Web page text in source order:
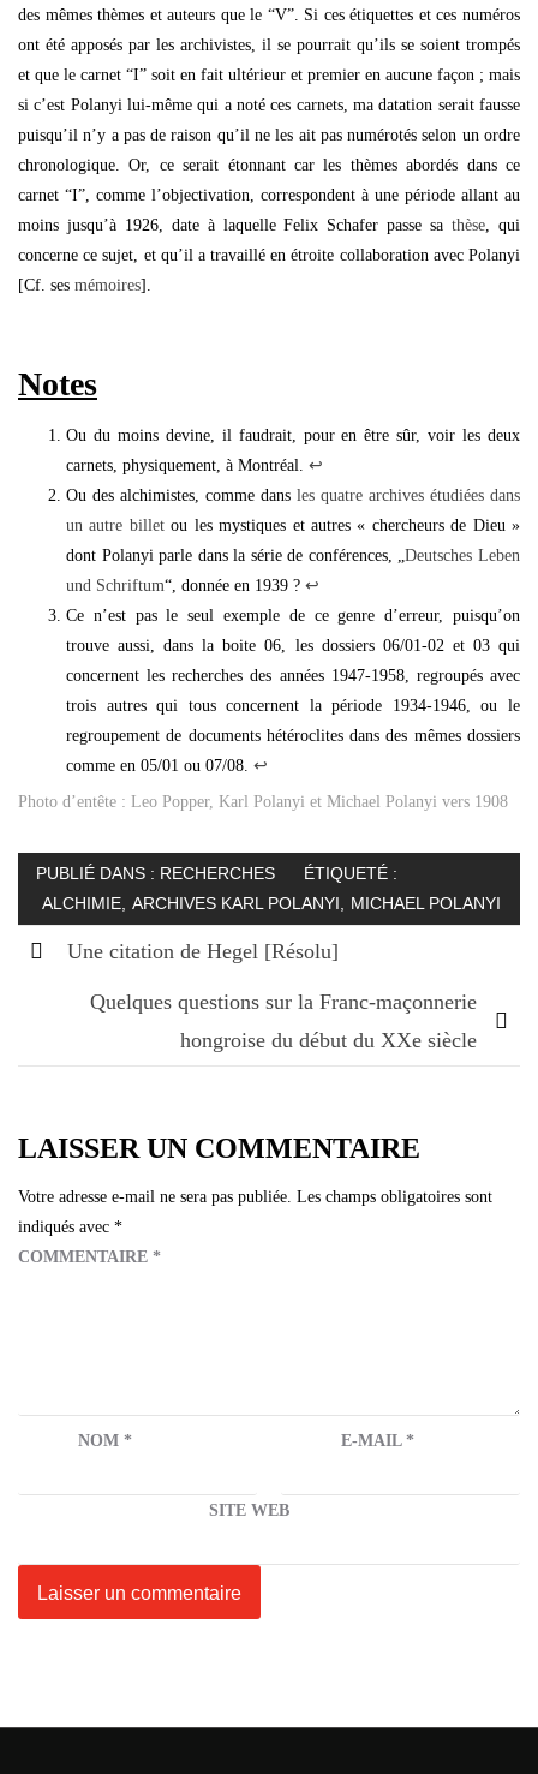
des mêmes thèmes et auteurs que le “V”. Si ces étiquettes et ces numéros
ont été apposés par les archivistes, il se pourrait qu’ils se soient trompés
et que le carnet “I” soit en fait ultérieur et premier en aucune façon ; mais
si c’est Polanyi lui-même qui a noté ces carnets, ma datation serait fausse
puisqu’il n’y a pas de raison qu’il ne les ait pas numérotés selon un ordre
chronologique. Or, ce serait étonnant car les thèmes abordés dans ce
carnet “I”, comme l’objectivation, correspondent à une période allant au
moins jusqu’à 1926, date à laquelle Felix Schafer passe sathèse, qui
concerne ce sujet, et qu’il a travaillé en étroite collaboration avec Polanyi
[Cf. ses mémoires].
Notes
Ou du moins devine, il faudrait, pour en être sûr, voir les deux
carnets, physiquement, à Montréal. ↩︎
Ou des alchimistes, comme dans les quatre archives étudiées dans
un autre billetou les mystiques et autres « chercheurs de Dieu »
dont Polanyi parle dans la série de conférences, „Deutsches Leben
und Schriftum“, donnée en 1939 ? ↩︎
Ce n’est pas le seul exemple de ce genre d’erreur, puisqu’on
trouve aussi, dans la boite 06, les dossiers 06/01-02 et 03 qui
concernent les recherches des années 1947-1958, regroupés avec
trois autres qui tous concernent la période 1934-1946, ou le
regroupement de documents hétéroclites dans des mêmes dossiers
comme en 05/01 ou 07/08. ↩︎
Photo d’entête : Leo Popper, Karl Polanyi et Michael Polanyi vers 1908
PUBLIÉ DANS : RECHERCHES
ÉTIQUETÉ :
ALCHIMIE ARCHIVES KARL POLANYI MICHAEL POLANYI
Navigation
Une citation de Hegel [Résolu]
Quelques questions sur la Franc-maçonnerie
hongroise du début du XXe siècle
LAISSER UN COMMENTAIRE
Votre adresse e-mail ne sera pas publiée. Les champs obligatoires sont
indiqués avec *
COMMENTAIRE *
NOM * E-MAIL *
SITE WEB